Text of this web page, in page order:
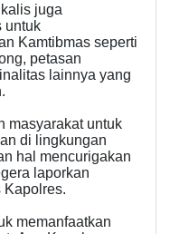
juga
untuk
Kamtibmas seperti
petasan
lainnya yang
masyarakat untuk
di lingkungan
hal mencurigakan
laporkan
Kapolres.
memanfaatkan